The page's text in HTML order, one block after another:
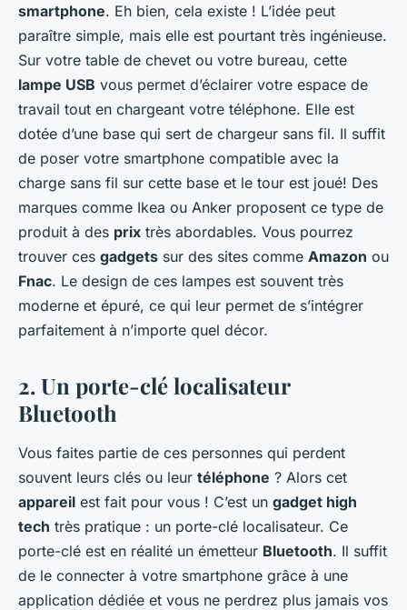
smartphone. Eh bien, cela existe ! L’idée peut
paraître simple, mais elle est pourtant très ingénieuse.
Sur votre table de chevet ou votre bureau, cette
lampe USB vous permet d’éclairer votre espace de
travail tout en chargeant votre téléphone. Elle est
dotée d’une base qui sert de chargeur sans fil. Il suffit
de poser votre smartphone compatible avec la
charge sans fil sur cette base et le tour est joué! Des
marques comme Ikea ou Anker proposent ce type de
produit à des prix très abordables. Vous pourrez
trouver ces gadgets sur des sites comme Amazon ou
Fnac. Le design de ces lampes est souvent très
moderne et épuré, ce qui leur permet de s’intégrer
parfaitement à n’importe quel décor.
2. Un porte-clé localisateur
Bluetooth
Vous faites partie de ces personnes qui perdent
souvent leurs clés ou leur téléphone ? Alors cet
appareil est fait pour vous ! C’est un gadget high
tech très pratique : un porte-clé localisateur. Ce
porte-clé est en réalité un émetteur Bluetooth. Il suffit
de le connecter à votre smartphone grâce à une
application dédiée et vous ne perdrez plus jamais vos